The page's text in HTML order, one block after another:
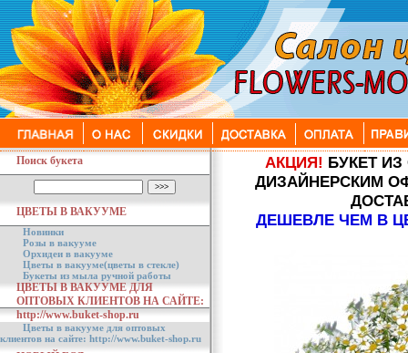
Поиск букета
ЦВЕТЫ В ВАКУУМЕ
Новинки
Розы в вакууме
Орхидеи в вакууме
Цветы в вакууме(цветы в стекле)
Букеты из мыла ручной работы
ЦВЕТЫ В ВАКУУМЕ ДЛЯ
ОПТОВЫХ КЛИЕНТОВ НА САЙТЕ:
http://www.buket-shop.ru
Цветы в вакууме для оптовых
клиентов на сайте: http://www.buket-shop.ru
АКЦИЯ! БУКЕТ
ДИЗАЙНЕРСКИМ
ДЕШЕВЛЕ ЧЕМ В